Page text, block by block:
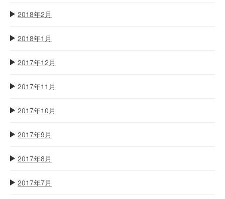
2018年2月
2018年1月
2017年12月
2017年11月
2017年10月
2017年9月
2017年8月
2017年7月